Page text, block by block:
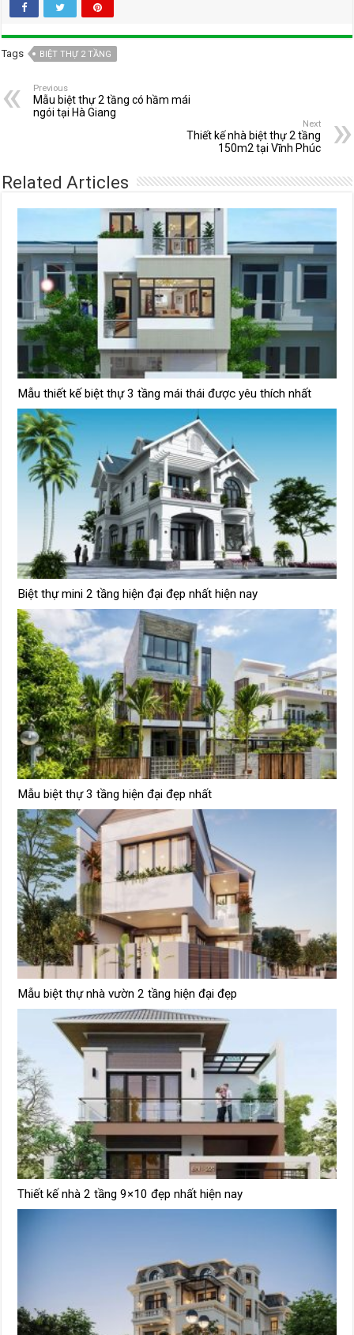
Tags BIỆT THỰ 2 TẦNG
Previous
Mẫu biệt thự 2 tầng có hầm mái
ngói tại Hà Giang
Next
Thiết kế nhà biệt thự 2 tầng
150m2 tại Vĩnh Phúc
Related Articles
Mẫu thiết kế biệt thự 3 tầng mái thái được yêu thích nhất
Biệt thự mini 2 tầng hiện đại đẹp nhất hiện nay
Mẫu biệt thự 3 tầng hiện đại đẹp nhất
Mẫu biệt thự nhà vườn 2 tầng hiện đại đẹp
Thiết kế nhà 2 tầng 9×10 đẹp nhất hiện nay